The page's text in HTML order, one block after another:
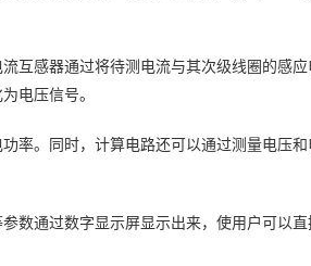
互感器通过将待测电流与其次级线圈的感
电压信号。
率。同时，计算电路还可以通过测量电压
数通过数字显示屏显示出来，使用户可以